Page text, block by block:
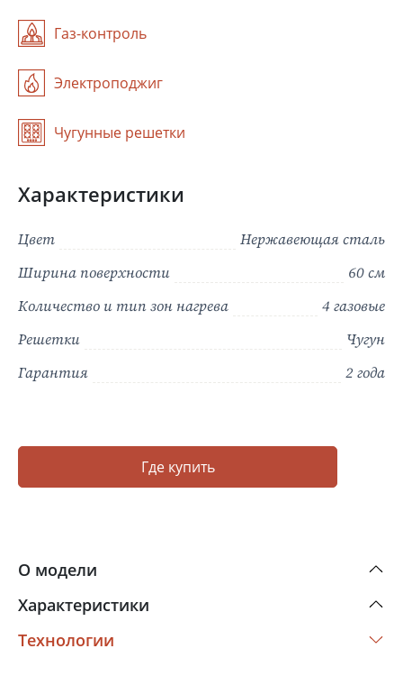
Газ-контроль
Электроподжиг
Чугунные решетки
Характеристики
Цвет
Нержавеющая сталь
Ширина поверхности
60 см
Количество и тип зон нагрева
4 газовые
Решетки
Чугун
Гарантия
2 года
Где купить
О модели
Характеристики
Технологии